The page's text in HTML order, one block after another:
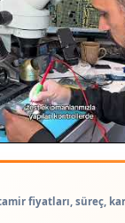
fiyatları, süreç,